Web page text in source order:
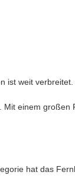
ist weit verbreitet.
einem
hat das